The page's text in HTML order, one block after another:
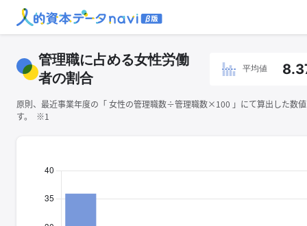
管理職に占める女性労働
者の割合
平均値
原則、最近事業年度の「 ⼥性の管理職数÷管理職数×100 」にて算出した数
す。 ※1